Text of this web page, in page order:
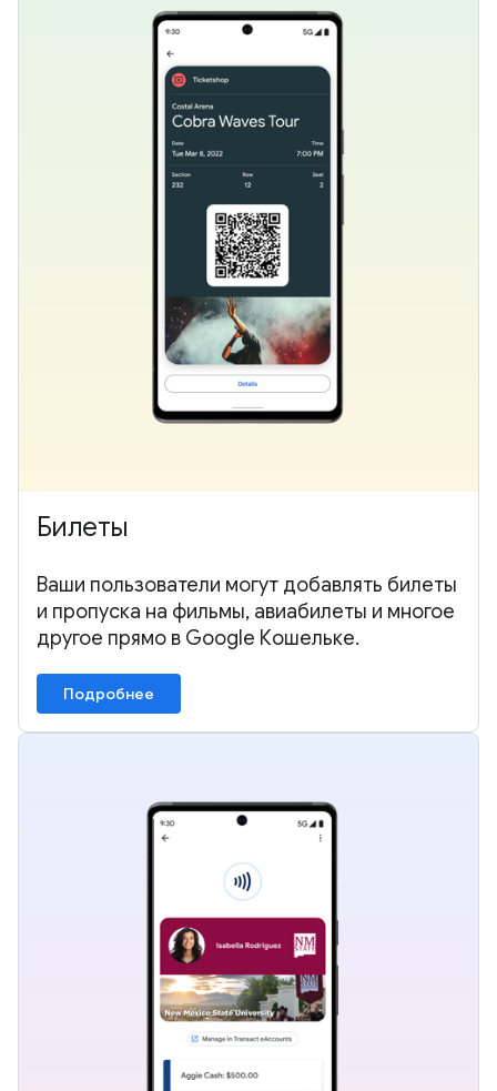
Билеты
Ваши пользователи могут добавлять билеты
и пропуска на фильмы, авиабилеты и многое
другое прямо в Google Кошельке.
Подробнее